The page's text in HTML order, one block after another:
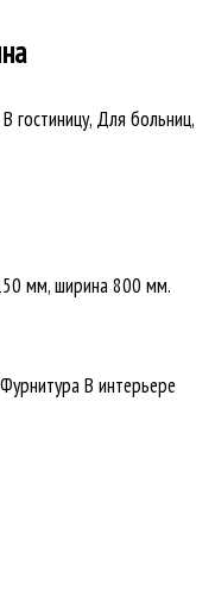
гостиницу, Для больниц,
мм, ширина 800 мм.
ФурнитураВ интерьере